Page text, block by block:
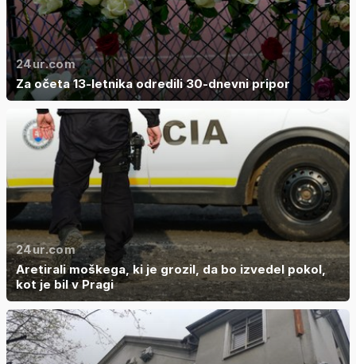
24ur.com
Za očeta 13-letnika odredili 30-dnevni pripor
24ur.com
Aretirali moškega, ki je grozil, da bo izvedel pokol,
kot je bil v Pragi